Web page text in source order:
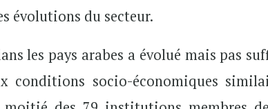
évolutions du secteur.
les pays arabes a évolué mais pas
conditions socio-économiques